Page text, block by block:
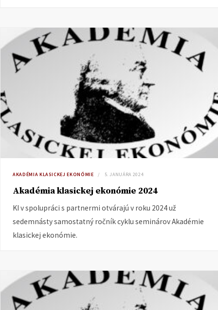
AKADÉMIA KLASICKEJ EKONÓMIE 5. JANUÁRA 2024
Akadémia klasickej ekonómie 2024
KI v spolupráci s partnermi otvárajú v roku 2024 už
sedemnásty samostatný ročník cyklu seminárov Akadémie
klasickej ekonómie.